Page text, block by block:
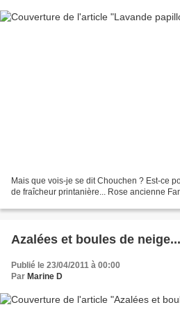
Mais que vois-je se dit Chouchen ? Est-ce
de fraîcheur printanière... Rose ancienne
Azalées et boules de neige...
Publié le 23/04/2011 à 00:00
Par Marine D